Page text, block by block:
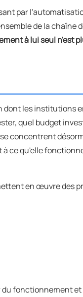
par
de la chaîne
à lui seul n'est
les institutions
quel budget
concentrent
ce qu'elle
en œuvre des
fonctionnement